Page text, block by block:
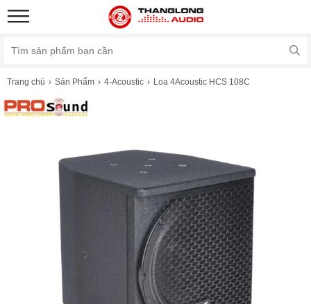
Trang chủ Sản Phẩm 4-Acoustic Loa 4Acoustic HCS 108C